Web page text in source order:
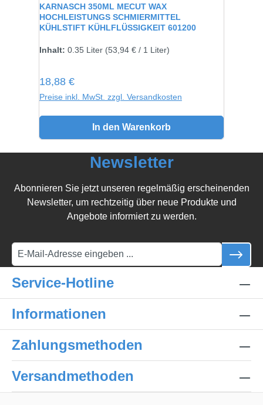
KARNASCH 350ML MECUT WAX
HOCHLEISTUNGS SCHMIERMITTEL
KÜHLSTIFT KÜHLFLÜSSIGKEIT 601200
Inhalt: 0.35 Liter (53,94 € / 1 Liter)
Regulärer Preis:
18,88 €
Preise inkl. MwSt. zzgl. Versandkosten
In den Warenkorb
Newsletter
Abonnieren Sie jetzt unseren regelmäßig erscheinenden
Newsletter, um rechtzeitig über neue Produkte und
Angebote informiert zu werden.
Service-Hotline
Informationen
Zahlungsmethoden
Versandmethoden